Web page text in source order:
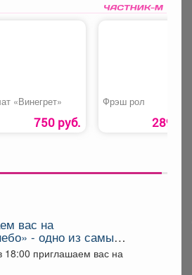
«Винегрет»
750 руб.
Фрэш рол
289 руб.
вас на
- одно из самых
лета!